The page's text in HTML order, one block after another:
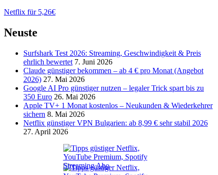
Netflix für 5,26€
Neuste
Surfshark Test 2026: Streaming, Geschwindigkeit & Preis
ehrlich bewertet 7. Juni 2026
Claude günstiger bekommen – ab 4 € pro Monat (Angebot
2026) 27. Mai 2026
Google AI Pro günstiger nutzen – legaler Trick spart bis zu
350 Euro 26. Mai 2026
Apple TV+ 1 Monat kostenlos – Neukunden & Wiederkehrer
sichern 8. Mai 2026
Netflix günstiger VPN Bulgarien: ab 8,99 € sehr stabil 2026
27. April 2026